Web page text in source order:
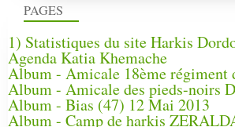
PAGES
1) Statistiques du site Harkis
Agenda Katia Khemache
Album - Amicale 18ème régiment
Album - Amicale des pieds-noirs
Album - Bias (47) 12 Mai 2013
Album - Camp de harkis